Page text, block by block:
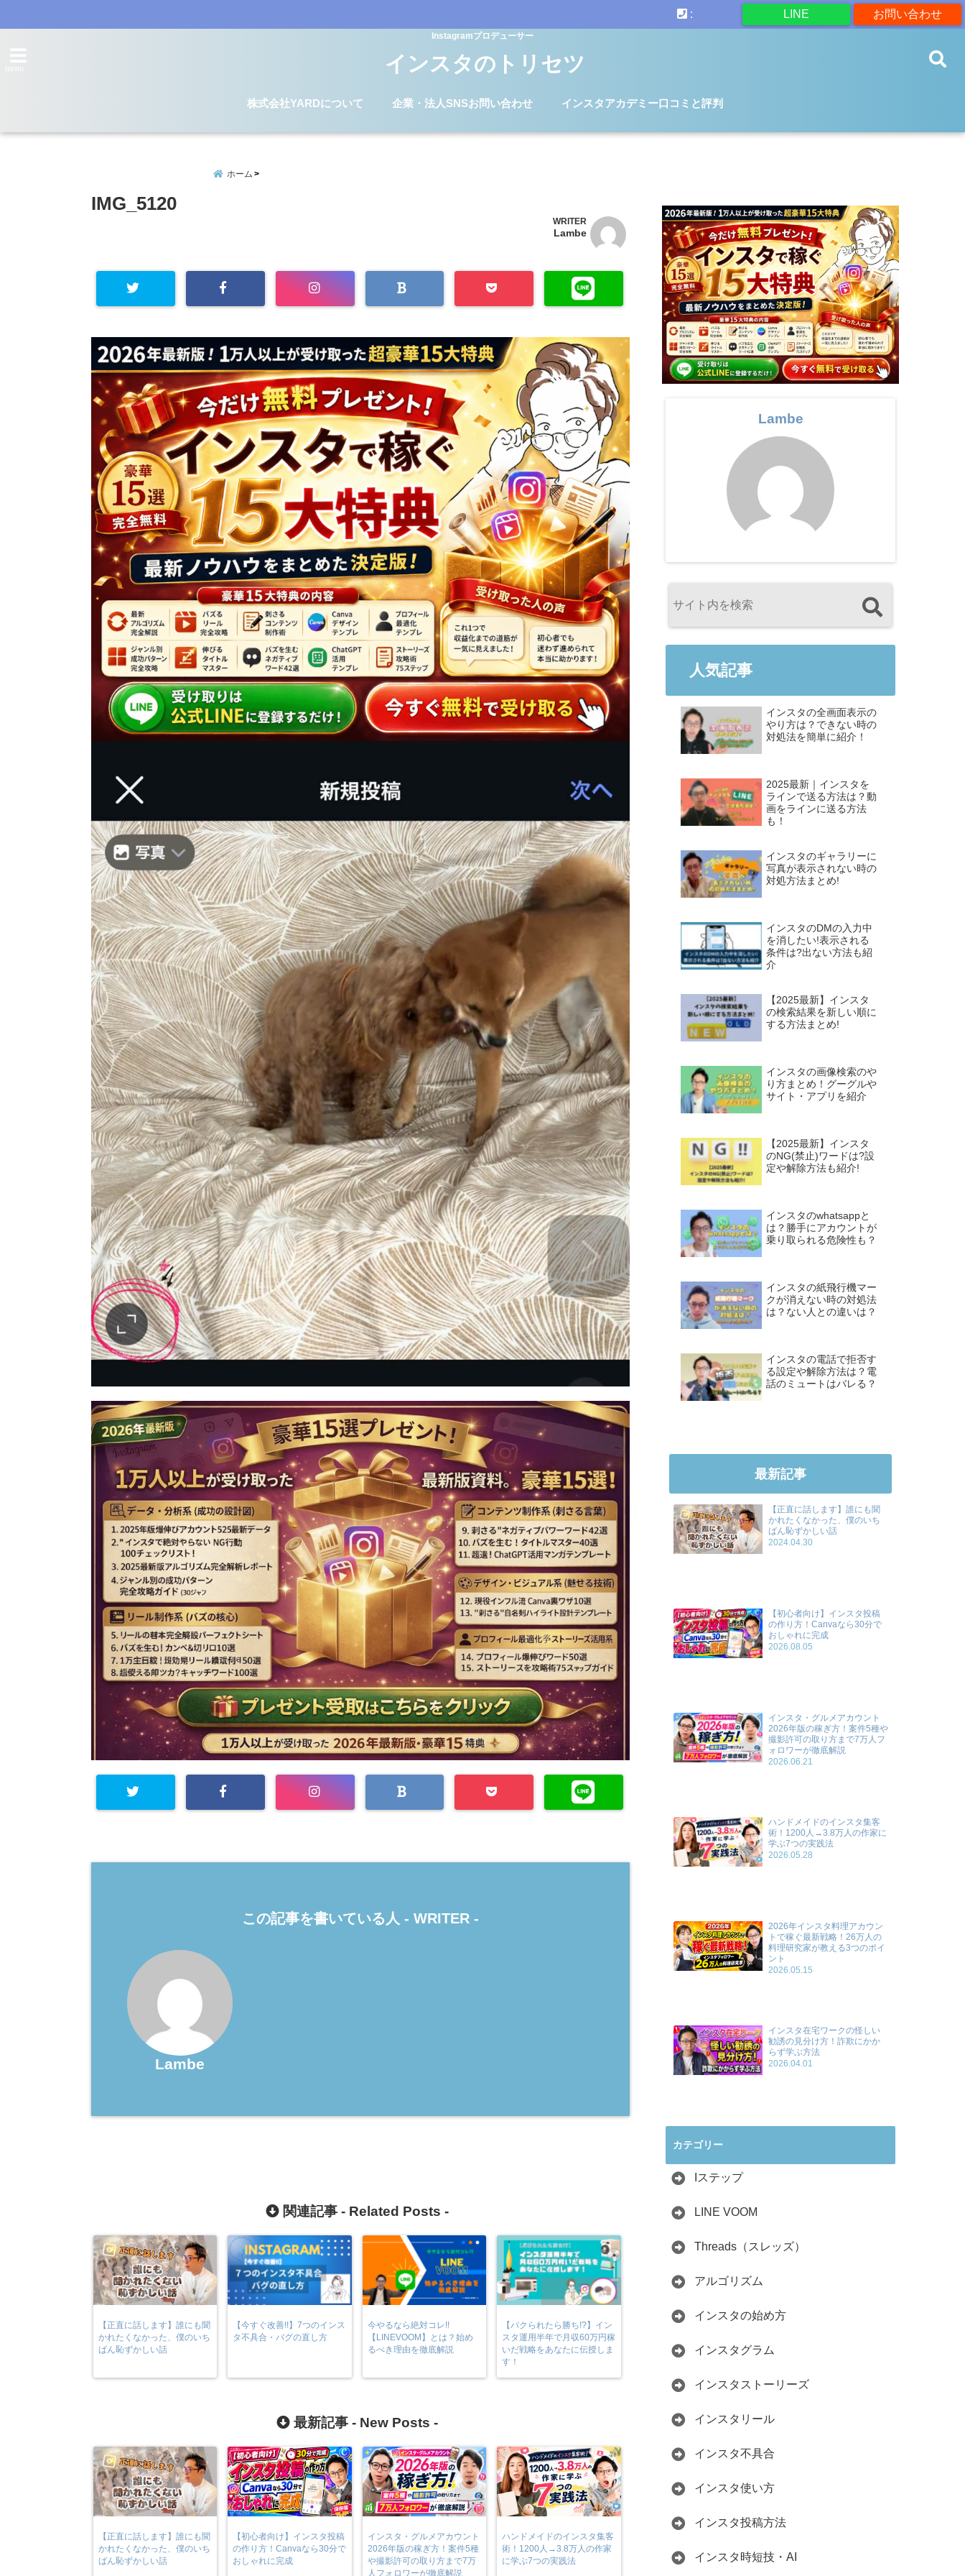
お問い合わせ
LINE
:
Instagramプロデューサー
インスタのトリセツ
株式会社YARDについて 企業・法人SNSお問い合わせ インスタアカデミー口コミと評判
ホーム
IMG_5120
WRITER
Lambe
この記事を書いている人 - WRITER -
Lambe
関連記事 - Related Posts -
【正直に話します】誰にも聞
かれたくなかった、僕のいち
ばん恥ずかしい話
【今すぐ改善!!】7つのインス
タ不具合・バグの直し方
今やるなら絶対コレ!!
【LINEVOOM】とは？始め
るべき理由を徹底解説
【パクられたら勝ち!?】イン
スタ運用半年で月収60万円稼
いだ戦略をあなたに伝授しま
す！
最新記事 - New Posts -
【正直に話します】誰にも聞
かれたくなかった、僕のいち
ばん恥ずかしい話
【初心者向け】インスタ投稿
の作り方！Canvaなら30分で
おしゃれに完成
インスタ・グルメアカウント
2026年版の稼ぎ方！案件5種
や撮影許可の取り方まで7万
人フォロワーが徹底解説
ハンドメイドのインスタ集客
術！1200人→3.8万人の作家
に学ぶ7つの実践法
Lambe
人気記事
インスタの全画面表示の
やり方は？できない時の
対処法を簡単に紹介！
2025最新｜インスタを
ラインで送る方法は？動
画をラインに送る方法
も！
インスタのギャラリーに
写真が表示されない時の
対処方法まとめ!
インスタのDMの入力中
を消したい!表示される
条件は?出ない方法も紹
介
【2025最新】インスタ
の検索結果を新しい順に
する方法まとめ!
インスタの画像検索のや
り方まとめ！グーグルや
サイト・アプリを紹介
【2025最新】インスタ
のNG(禁止)ワードは?設
定や解除方法も紹介!
インスタのwhatsappと
は？勝手にアカウントが
乗り取られる危険性も？
インスタの紙飛行機マー
クが消えない時の対処法
は？ない人との違いは？
インスタの電話で拒否す
る設定や解除方法は？電
話のミュートはバレる？
最新記事
【正直に話します】誰にも聞
かれたくなかった、僕のいち
ばん恥ずかしい話
2024.04.30
【初心者向け】インスタ投稿
の作り方！Canvaなら30分で
おしゃれに完成
2026.08.05
インスタ・グルメアカウント
2026年版の稼ぎ方！案件5種や
撮影許可の取り方まで7万人フ
ォロワーが徹底解説
2026.06.21
ハンドメイドのインスタ集客
術！1200人→3.8万人の作家に
学ぶ7つの実践法
2026.05.28
2026年インスタ料理アカウン
トで稼ぐ最新戦略！26万人の
料理研究家が教える3つのポイ
ント
2026.05.15
インスタ在宅ワークの怪しい
勧誘の見分け方！詐欺にかか
らず学ぶ方法
2026.04.01
カテゴリー
Iステップ
LINE VOOM
Threads（スレッズ）
アルゴリズム
インスタの始め方
インスタグラム
インスタストーリーズ
インスタリール
インスタ不具合
インスタ使い方
インスタ投稿方法
インスタ時短技・AI